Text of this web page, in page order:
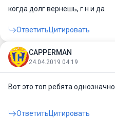
когда долг вернешь, г н и да
ОтветитьЦитировать
CAPPERMAN
24.04.2019 04:19
Вот это топ ребята однозначно
ОтветитьЦитировать